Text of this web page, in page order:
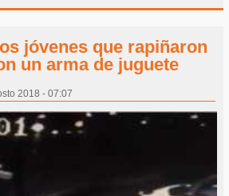
jóvenes que rapiñaron
un arma de juguete
2018 - 07:07